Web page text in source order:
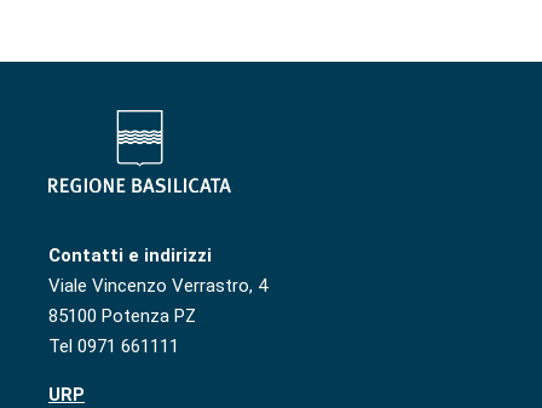
Contatti e indirizzi
Viale Vincenzo Verrastro, 4
85100 Potenza PZ
Tel 0971 661111
URP